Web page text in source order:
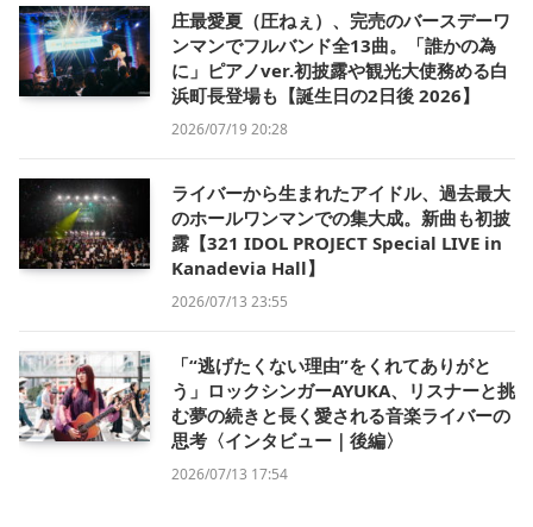
庄最愛夏（圧ねぇ）、完売のバースデーワ
ンマンでフルバンド全13曲。「誰かの為
に」ピアノver.初披露や観光大使務める白
浜町長登場も【誕生日の2日後 2026】
2026/07/19 20:28
ライバーから生まれたアイドル、過去最大
のホールワンマンでの集大成。新曲も初披
露【321 IDOL PROJECT Special LIVE in
Kanadevia Hall】
2026/07/13 23:55
「“逃げたくない理由”をくれてありがと
う」ロックシンガーAYUKA、リスナーと挑
む夢の続きと長く愛される音楽ライバーの
思考〈インタビュー｜後編〉
2026/07/13 17:54